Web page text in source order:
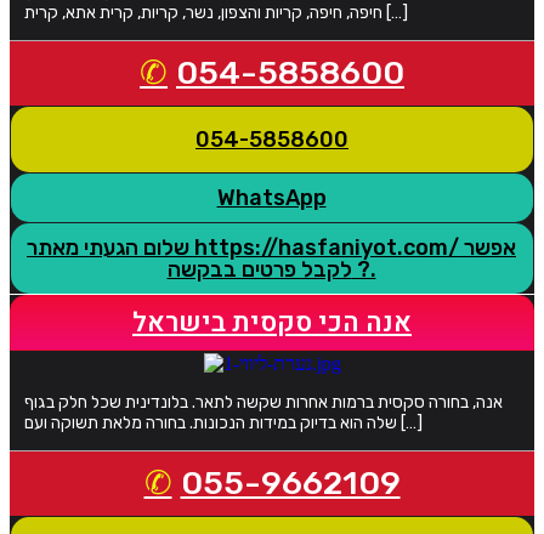
חיפה, חיפה, קריות והצפון, נשר, קריות, קרית אתא, קרית […]
054-5858600
054-5858600
WhatsApp
שלום הגעתי מאתר https://hasfaniyot.com/ אפשר
לקבל פרטים בבקשה ?.
אנה הכי סקסית בישראל
אנה, בחורה סקסית ברמות אחרות שקשה לתאר. בלונדינית שכל חלק בגוף
שלה הוא בדיוק במידות הנכונות. בחורה מלאת תשוקה ועם […]
055-9662109